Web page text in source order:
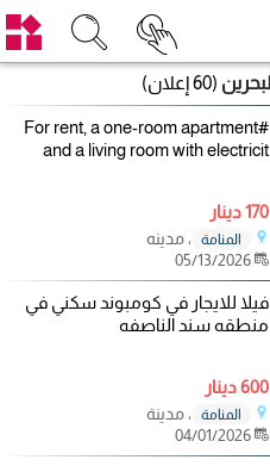
(60 إعلان)
#For rent, a one-room apartment
and a living room with electricit
170 دينار
المنامة
، مدينه
05/13/2026
فيلا للايجار في كومبوند سكني في
منطقه سند الناصفه
600 دينار
المنامة
، مدينة
04/01/2026